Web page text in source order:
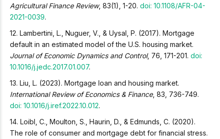
Agricultural Finance Review, 83(1), 1-20. doi: 10.1108/AFR-04-
2021-0039.
12. Lambertini, L., Nuguer, V., & Uysal, P. (2017). Mortgage
default in an estimated model of the U.S. housing market.
Journal of Economic Dynamics and Control, 76, 171-201. doi:
10.1016/j.jedc.2017.01.007.
13. Liu, L. (2023). Mortgage loan and housing market.
International Review of Economics & Finance, 83, 736-749.
doi: 10.1016/j.iref.2022.10.012.
14. Loibl, C., Moulton, S., Haurin, D., & Edmunds, C. (2020).
The role of consumer and mortgage debt for financial stress.